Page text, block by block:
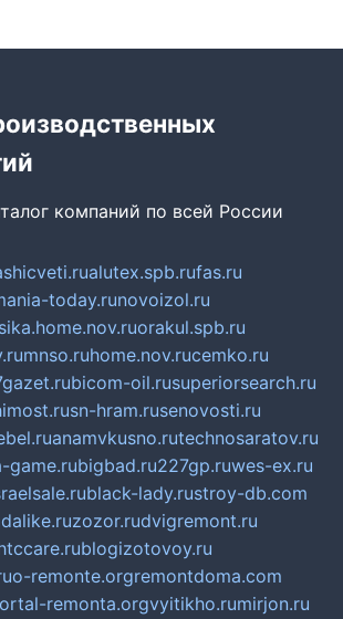
компаний по всей России
alutex.spb.rufas.ru
today.runovoizol.ru
orakul.spb.ru
mnso.ruhome.nov.rucemko.ru
bicom-oil.rusuperiorsearch.ru
sn-hram.rusenovosti.ru
anamvkusno.rutechnosaratov.ru
game.rubigbad.ru227gp.ruwes-ex.ru
black-lady.rustroy-db.com
zozor.rudvigremont.ru
blogizotovoy.ru
o-remonte.orgremontdoma.com
remonta.orgvyitikho.rumirjon.ru